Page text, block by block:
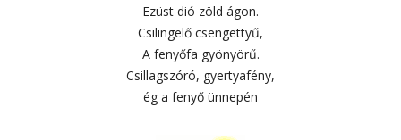
Ezüst dió zöld ágon.
Csilingelő csengettyű,
A fenyőfa gyönyörű.
Csillagszóró, gyertyafény,
ég a fenyő ünnepén